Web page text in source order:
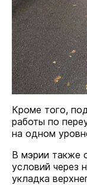
Кроме того,
работы по
на одном
В мэрии также
условий через
укладка